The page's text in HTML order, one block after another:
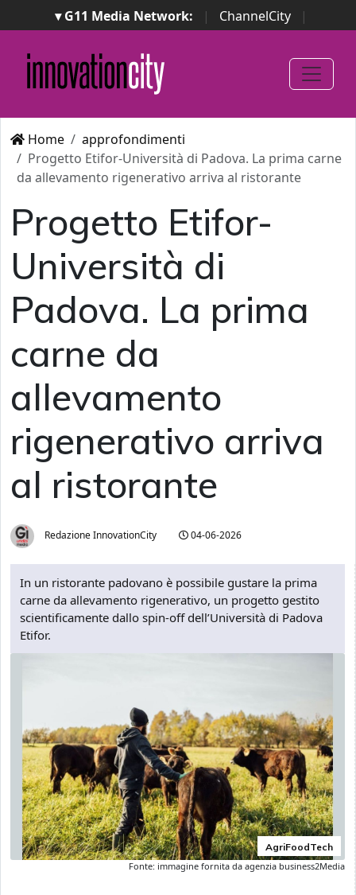
▾ G11 Media Network: | ChannelCity
|
ImpresaCity | SecurityOpenLab | Italian Channel
Awards
Italian Project Awards
Italian Security
Awards
Home
approfondimenti
Progetto Etifor-Università di Padova. La prima carne
da allevamento rigenerativo arriva al ristorante
Progetto Etifor-
Università di
Padova. La prima
carne da
allevamento
rigenerativo arriva
al ristorante
Redazione InnovationCity 04-06-2026
In un ristorante padovano è possibile gustare la prima
carne da allevamento rigenerativo, un progetto gestito
scientificamente dallo spin-off dell’Università di Padova
Etifor.
AgriFoodTech
Fonte: immagine fornita da agenzia business2Media